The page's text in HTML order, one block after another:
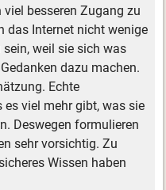
besseren Zugang zu
das Internet nicht wenige
sein, weil sie sich was
dazu machen.
Echte
es viel mehr gibt, was sie
Deswegen formulieren
sehr vorsichtig. Zu
Wissen haben